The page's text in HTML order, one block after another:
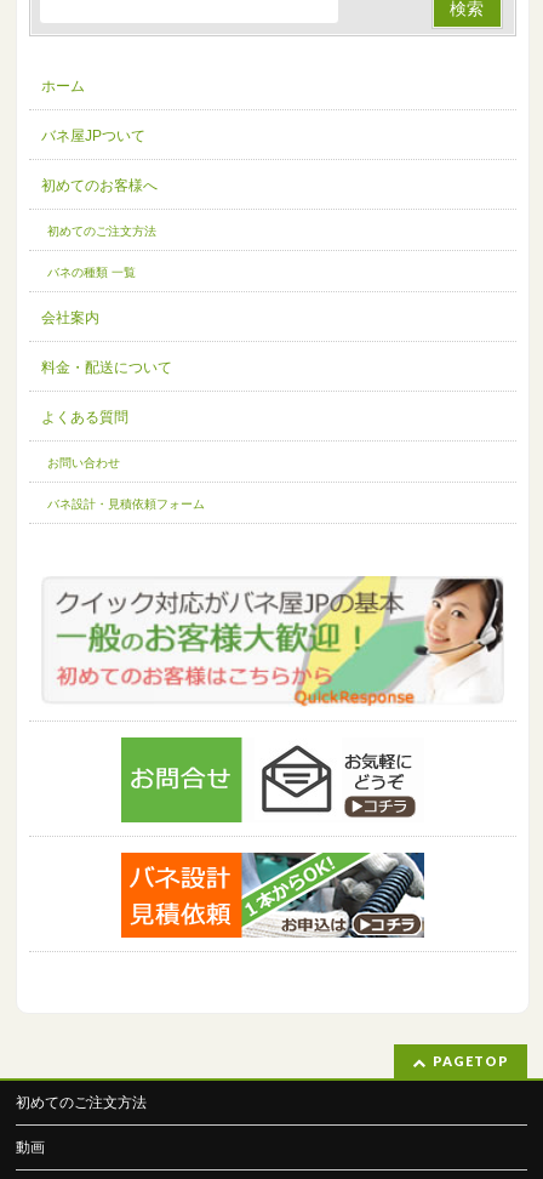
ホーム
バネ屋JPついて
初めてのお客様へ
初めてのご注文方法
バネの種類 一覧
会社案内
料金・配送について
よくある質問
お問い合わせ
バネ設計・見積依頼フォーム
PAGETOP
初めてのご注文方法
動画